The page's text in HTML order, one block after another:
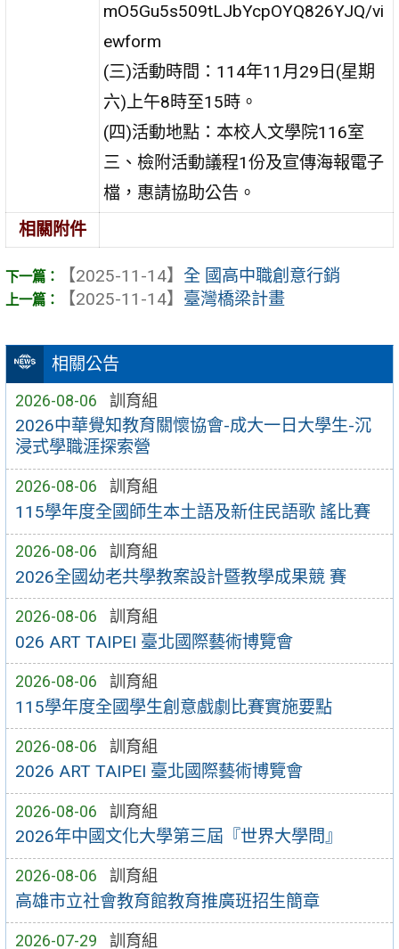
相關公告
2026-08-06 訓育組
2026中華覺知教育關懷協會-成大一日大學生-沉
浸式學職涯探索營
2026-08-06 訓育組
115學年度全國師生本土語及新住民語歌 謠比賽
2026-08-06 訓育組
2026全國幼老共學教案設計暨教學成果競 賽
2026-08-06 訓育組
026 ART TAIPEI 臺北國際藝術博覽會
2026-08-06 訓育組
115學年度全國學生創意戲劇比賽實施要點
2026-08-06 訓育組
2026 ART TAIPEI 臺北國際藝術博覽會
2026-08-06 訓育組
2026年中國文化大學第三屆『世界大學問』
2026-08-06 訓育組
高雄市立社會教育館教育推廣班招生簡章
2026-07-29 訓育組
mO5Gu5s509tLJbYcpOYQ826YJQ/vi
ewform
(三)活動時間：114年11月29日(星期
六)上午8時至15時。
(四)活動地點：本校人文學院116室
三、檢附活動議程1份及宣傳海報電子
檔，惠請協助公告。
相關附件
【2025-11-14】 全 國高中職創意行銷
【2025-11-14】 臺灣橋梁計畫